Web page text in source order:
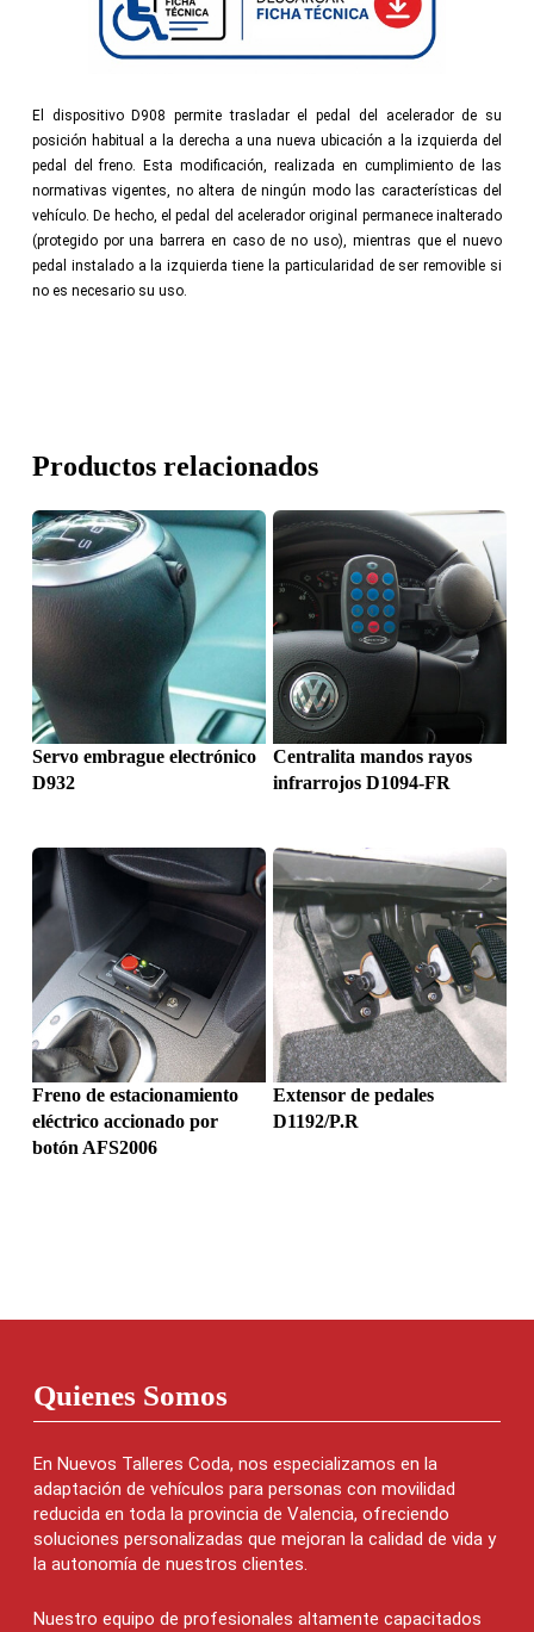
El dispositivo D908 permite trasladar el pedal del acelerador de su
posición habitual a la derecha a una nueva ubicación a la izquierda del
pedal del freno. Esta modificación, realizada en cumplimiento de las
normativas vigentes, no altera de ningún modo las características del
vehículo. De hecho, el pedal del acelerador original permanece inalterado
(protegido por una barrera en caso de no uso), mientras que el nuevo
pedal instalado a la izquierda tiene la particularidad de ser removible si
no es necesario su uso.
Productos relacionados
Servo embrague electrónico
D932
Centralita mandos rayos
infrarrojos D1094-FR
Freno de estacionamiento
eléctrico accionado por
botón AFS2006
Extensor de pedales
D1192/P.R
Quienes Somos
En Nuevos Talleres Coda, nos especializamos en la
adaptación de vehículos para personas con movilidad
reducida en toda la provincia de Valencia, ofreciendo
soluciones personalizadas que mejoran la calidad de vida y
la autonomía de nuestros clientes.
Nuestro equipo de profesionales altamente capacitados